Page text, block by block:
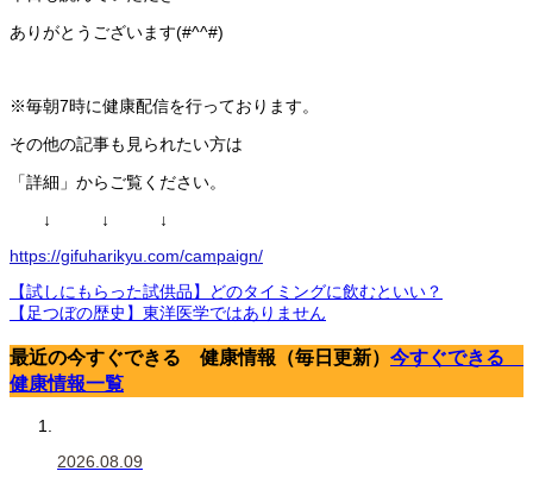
ありがとうございます(#^^#)
※毎朝7時に健康配信を行っております。
その他の記事も見られたい方は
「詳細」からご覧ください。
↓ ↓ ↓
https://gifuharikyu.com/campaign/
【試しにもらった試供品】どのタイミングに飲むといい？
【足つぼの歴史】東洋医学ではありません
最近の今すぐできる 健康情報（毎日更新） 今すぐできる
健康情報一覧
2026.08.09